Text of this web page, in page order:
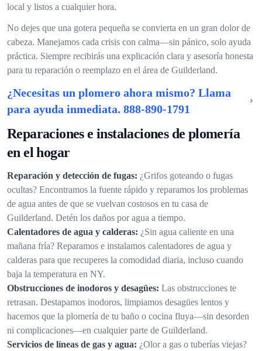
local y listos a cualquier hora.
No dejes que una gotera pequeña se convierta en un gran dolor de
cabeza. Manejamos cada crisis con calma—sin pánico, solo ayuda
práctica. Siempre recibirás una explicación clara y asesoría honesta
para tu reparación o reemplazo en el área de Guilderland.
¿Necesitas un plomero ahora mismo? Llama
para ayuda inmediata. 888-890-1791
Reparaciones e instalaciones de plomería
en el hogar
Reparación y detección de fugas: ¿Grifos goteando o fugas
ocultas? Encontramos la fuente rápido y reparamos los problemas
de agua antes de que se vuelvan costosos en tu casa de
Guilderland. Detén los daños por agua a tiempo.
Calentadores de agua y calderas: ¿Sin agua caliente en una
mañana fría? Reparamos e instalamos calentadores de agua y
calderas para que recuperes la comodidad diaria, incluso cuando
baja la temperatura en NY.
Obstrucciones de inodoros y desagües: Las obstrucciones te
retrasan. Destapamos inodoros, limpiamos desagües lentos y
hacemos que la plomería de tu baño o cocina fluya—sin desorden
ni complicaciones—en cualquier parte de Guilderland.
Servicios de líneas de gas y agua: ¿Olor a gas o tuberías viejas?